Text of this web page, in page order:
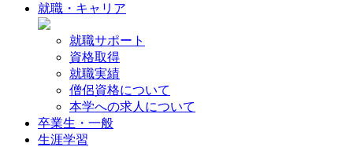
就職・キャリア
就職サポート
資格取得
就職実績
僧侶資格について
本学への求人について
卒業生・一般
生涯学習